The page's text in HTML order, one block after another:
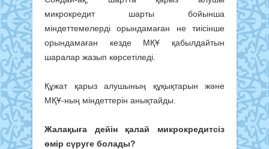
микрокредит шарты бойынша
міндеттемелерді орындамаған не тиісінше
орындамаған кезде МҚҰ қабылдайтын
шаралар жазып көрсетіледі.
Құжат қарыз алушының құқықтарын және
МҚҰ-ның міндеттерін анықтайды.
Жалақыға дейін қалай микрокредитсіз
өмір сүруге болады?